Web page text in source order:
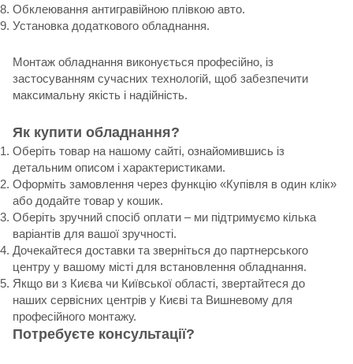
Обклеювання антигравійною плівкою авто.
Установка додаткового обладнання.
Монтаж обладнання виконується професійно, із
застосуванням сучасних технологій, щоб забезпечити
максимальну якість і надійність.
Як купити обладнання?
Оберіть товар на нашому сайті, ознайомившись із
детальним описом і характеристиками.
Оформіть замовлення через функцію «Купівля в один клік»
або додайте товар у кошик.
Оберіть зручний спосіб оплати – ми підтримуємо кілька
варіантів для вашої зручності.
Дочекайтеся доставки та зверніться до партнерського
центру у вашому місті для встановлення обладнання.
Якщо ви з Києва чи Київської області, звертайтеся до
наших сервісних центрів у Києві та Вишневому для
професійного монтажу.
Потребуєте консультації?